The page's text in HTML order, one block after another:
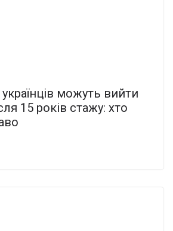
українців можуть вийти
15 років стажу: хто